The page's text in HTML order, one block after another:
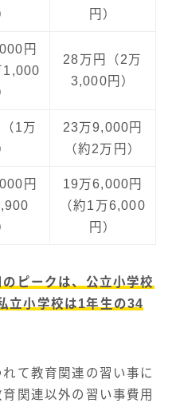
円）
円
1,000
28万円（2万
3,000円）
1万
23万9,000円
（約2万円）
円
19万6,000円
（約1万6,000
円）
ピークは、公立小学校
立小学校は1年生の34
て教育関連の習い事に
関連以外の習い事費用